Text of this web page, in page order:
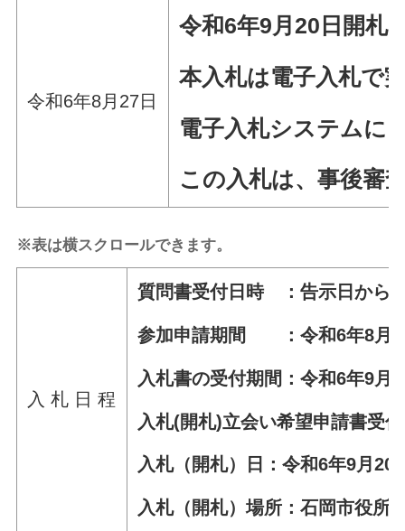
令和6年8月27日
令和6年9月20 日 開札
本入札は電子入札で
電子入札システムに
この入札は、事後審
※表は横スクロールできます。
入 札 日 程
質問書受付日時 ：告示日から
参加申請期間 ：令和6年8月28
入札書の受付期間：令和6年9月
入札(開札)立会い希望申請書受
入札（開札）日：令和6年9月20
入札（開札）場所：石岡市役